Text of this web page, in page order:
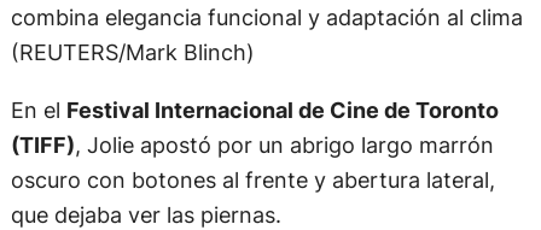
combina elegancia funcional y adaptación al clima
(REUTERS/Mark Blinch)
En el Festival Internacional de Cine de Toronto
(TIFF), Jolie apostó por un abrigo largo marrón
oscuro con botones al frente y abertura lateral,
que dejaba ver las piernas.